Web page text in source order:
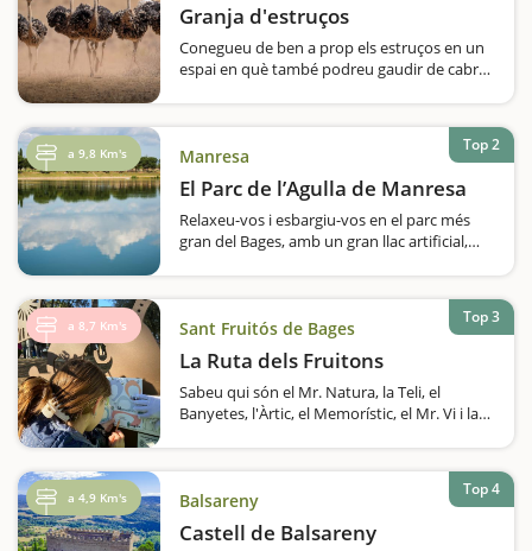
Granja d'estruços
Conegueu de ben a prop els estruços en un
espai en què també podreu gaudir de cabres
ben curiosa, tenint en compte els animals
que…
a 9,8 Km's Manresa
El Parc de l’Agulla de Manresa
Relaxeu-vos i esbargiu-vos en el parc més
gran del Bages, amb un gran llac artificial,
ha un gran llac artificial de 64.000 metres
quadrats i que, al seu voltant,…
Top 2
a 8,7 Km's Sant Fruitós de Bages
La Ruta dels Fruitons
Sabeu qui són el Mr. Natura, la Teli, el
Banyetes, l'Àrtic, el Memorístic, el Mr. Vi i la
Fruitós de Bages,…
Top 3
a 4,9 Km's Balsareny
Castell de Balsareny
Top 4